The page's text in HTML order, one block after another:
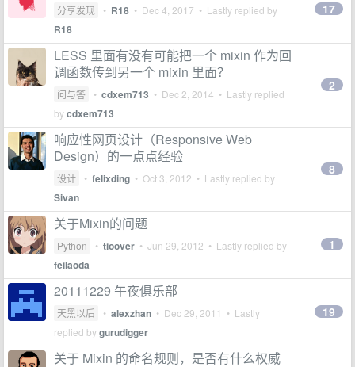
分享发现 • R18 • Dec 4, 2017 • Lastly replied by
R18
17
LESS 里面有没有可能把一个 mixin 作为回
调函数传到另一个 mixin 里面？
问与答 • cdxem713 • Dec 2, 2014 • Lastly replied
bycdxem713
2
响应性网页设计（Responsive Web
Design）的一点点经验
设计 • felixding • Oct 3, 2012 • Lastly replied by
Sivan
8
关于Mixin的问题
Python • tioover • Jun 29, 2012 • Lastly replied by
feilaoda
1
20111229 午夜俱乐部
天黑以后 • alexzhan • Dec 29, 2011 • Lastly
replied bygurudigger
19
关于 Mixin 的命名规则，是否有什么权威